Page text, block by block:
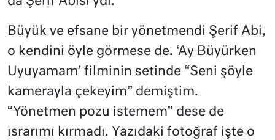
Büyük ve efsane bir yönetmendi Şerif Abi,
o kendini öyle görmese de. ‘Ay Büyürken
Uyuyamam’ filminin setinde “Seni şöyle
kamerayla çekeyim” demiştim.
“Yönetmen pozu istemem” dese de
ısrarımı kırmadı. Yazıdaki fotoğraf işte o